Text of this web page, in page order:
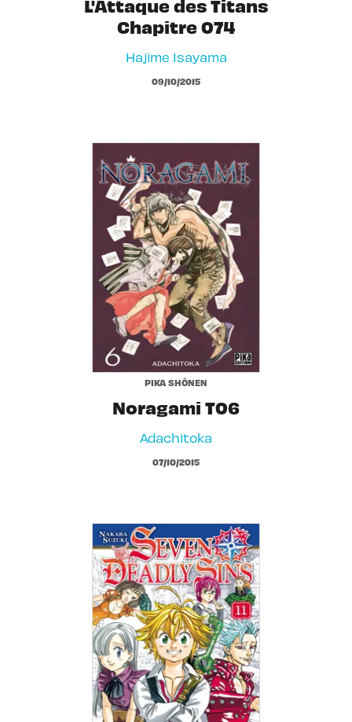
L'Attaque des Titans
Chapitre 074
Hajime Isayama
09/10/2015
PIKA SHÔNEN
Noragami T06
Adachitoka
07/10/2015